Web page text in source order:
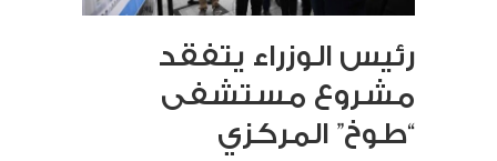
رئيس الوزراء يتفقد
مشروع مستشفى
“طوخ” المركزي